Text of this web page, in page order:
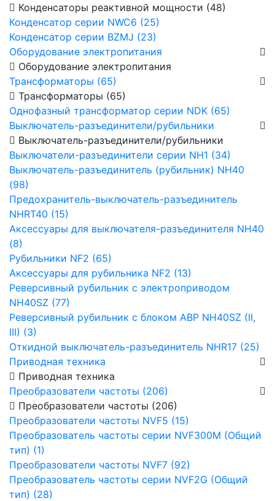
Конденсаторы реактивной мощности (48)
Конденсатор серии NWC6 (25)
Конденсатор серии BZMJ (23)
Оборудование электропитания
Оборудование электропитания
Трансформаторы (65)
Трансформаторы (65)
Однофазный трансформатор серии NDK (65)
Выключатель-разъединители/рубильники
Выключатель-разъединители/рубильники
Выключатели-разъединители серии NH1 (34)
Выключатель-разъединитель (рубильник) NH40
(98)
Предохранитель-выключатель-разъединитель
NHRT40 (15)
Аксессуары для выключателя-разъединителя NH40
(8)
Рубильники NF2 (65)
Аксессуары для рубильника NF2 (13)
Реверсивный рубильник с электроприводом
NH40SZ (77)
Реверсивный рубильник с блоком АВР NH40SZ (II,
III) (3)
Откидной выключатель-разъединитель NHR17 (25)
Приводная техника
Приводная техника
Преобразователи частоты (206)
Преобразователи частоты (206)
Преобразователи частоты NVF5 (15)
Преобразователь частоты серии NVF300M (Общий
тип) (1)
Преобразователи частоты NVF7 (92)
Преобразователь частоты серии NVF2G (Общий
тип) (28)